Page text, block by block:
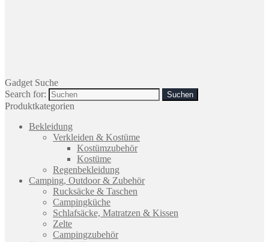
Gadget Suche
Search for:
Produktkategorien
Bekleidung
Verkleiden & Kostüme
Kostümzubehör
Kostüme
Regenbekleidung
Camping, Outdoor & Zubehör
Rucksäcke & Taschen
Campingküche
Schlafsäcke, Matratzen & Kissen
Zelte
Campingzubehör